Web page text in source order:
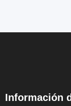
Información